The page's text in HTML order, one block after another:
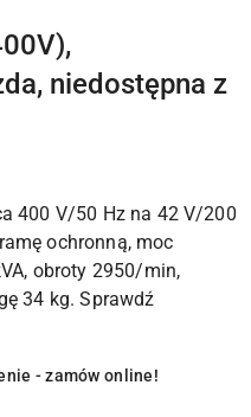
niedostępna z
400 V/50 Hz na 42 V/200
ochronną, moc
obroty 2950/min,
34 kg. Sprawdź
- zamów online!